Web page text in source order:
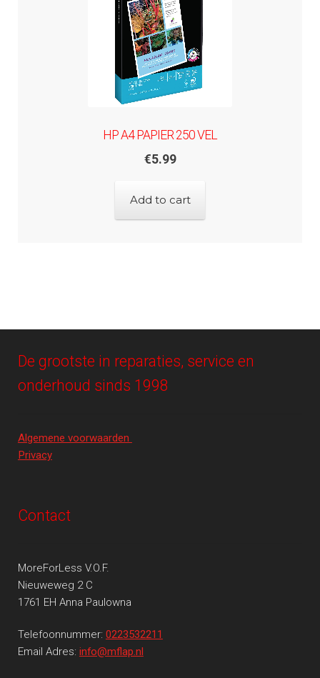
HP A4 PAPIER 250 VEL
€5.99
Add to cart
De grootste in reparaties, service en
onderhoud sinds 1998
Algemene voorwaarden
Privacy
Contact
MoreForLess V.O.F.
Nieuweweg 2 C
1761 EH Anna Paulowna
Telefoonnummer: 0223532211
Email Adres: info@mflap.nl